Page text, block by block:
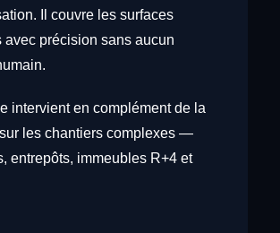
Il couvre les surfaces
avec précision sans aucun
intervient en complément de la
les chantiers complexes —
entrepôts, immeubles R+4 et